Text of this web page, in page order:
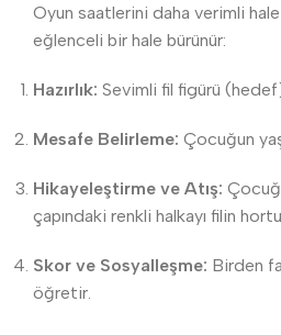
Oyun saatlerini daha verimli
eğlenceli bir hale bürünür:
Hazırlık: Sevimli fil figürü
Mesafe Belirleme: Çocuğun
Hikayeleştirme ve Atış:
çapındaki renkli halkayı filin
Skor ve Sosyalleşme: Birden
öğretir.